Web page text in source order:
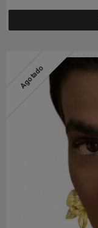
Agotado